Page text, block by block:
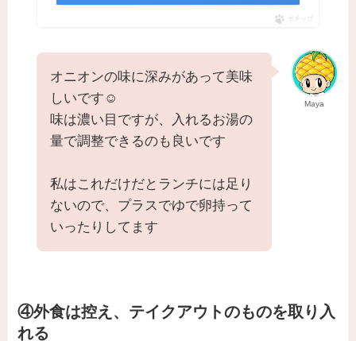
ポチップ
Maya
オニオンの味に深みがあって美味
しいです☺️
味は濃い目ですが、入れるお湯の
量で調整できるのも良いです
私はこれだけだとランチには足り
ないので、プラスでゆで卵持って
いったりしてます
④外食は控え、テイクアウトのものを取り入
れる